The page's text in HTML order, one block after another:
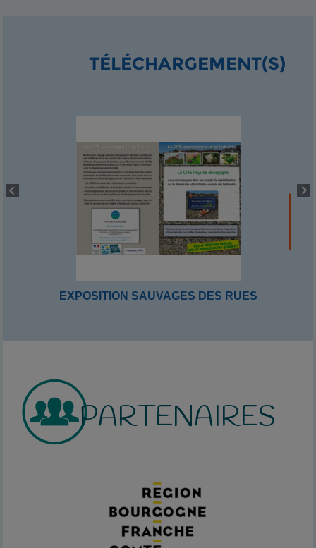
TÉLÉCHARGEMENT(S)
EXPOSITION SAUVAGES DES RUES
PARTENAIRES